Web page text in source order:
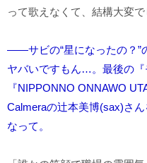
って歌えなくて、結構大変で
――サビの“星になったの？”
ヤバいですもん…。最後の
『NIPPONNO ONNAWO
Calmeraの辻本美博(sax)さ
なって。